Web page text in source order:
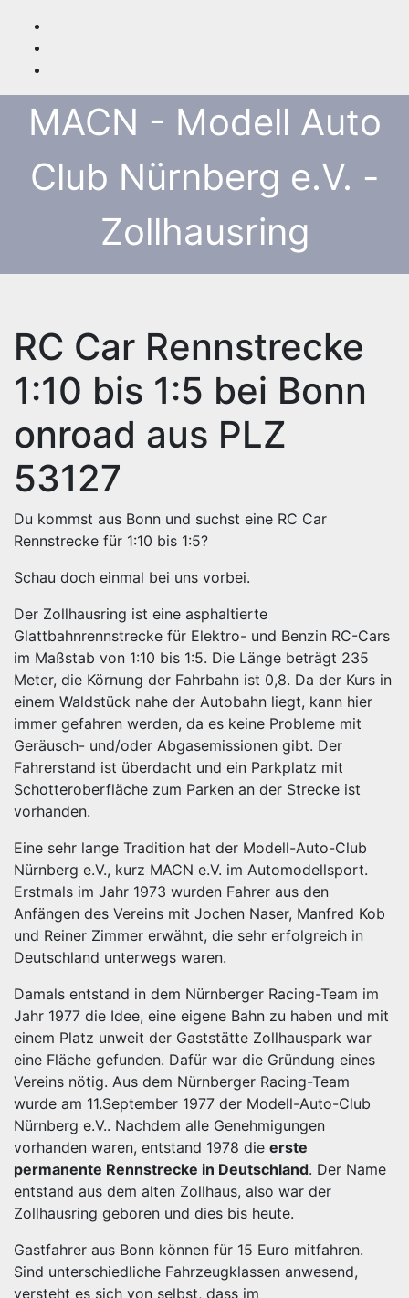
Inhalt
springen
MACN - Modell Auto
Club Nürnberg e.V. -
Zollhausring
RC Car Rennstrecke
1:10 bis 1:5 bei Bonn
onroad aus PLZ
53127
Du kommst aus Bonn und suchst eine RC Car
Rennstrecke für 1:10 bis 1:5?
Schau doch einmal bei uns vorbei.
Der Zollhausring ist eine asphaltierte
Glattbahnrennstrecke für Elektro- und Benzin RC-Cars
im Maßstab von 1:10 bis 1:5. Die Länge beträgt 235
Meter, die Körnung der Fahrbahn ist 0,8. Da der Kurs in
einem Waldstück nahe der Autobahn liegt, kann hier
immer gefahren werden, da es keine Probleme mit
Geräusch- und/oder Abgasemissionen gibt. Der
Fahrerstand ist überdacht und ein Parkplatz mit
Schotteroberfläche zum Parken an der Strecke ist
vorhanden.
Eine sehr lange Tradition hat der Modell-Auto-Club
Nürnberg e.V., kurz MACN e.V. im Automodellsport.
Erstmals im Jahr 1973 wurden Fahrer aus den
Anfängen des Vereins mit Jochen Naser, Manfred Kob
und Reiner Zimmer erwähnt, die sehr erfolgreich in
Deutschland unterwegs waren.
Damals entstand in dem Nürnberger Racing-Team im
Jahr 1977 die Idee, eine eigene Bahn zu haben und mit
einem Platz unweit der Gaststätte Zollhauspark war
eine Fläche gefunden. Dafür war die Gründung eines
Vereins nötig. Aus dem Nürnberger Racing-Team
wurde am 11.September 1977 der Modell-Auto-Club
Nürnberg e.V.. Nachdem alle Genehmigungen
vorhanden waren, entstand 1978 die erste
permanente Rennstrecke in Deutschland. Der Name
entstand aus dem alten Zollhaus, also war der
Zollhausring geboren und dies bis heute.
Gastfahrer aus Bonn können für 15 Euro mitfahren.
Sind unterschiedliche Fahrzeugklassen anwesend,
versteht es sich von selbst, dass im